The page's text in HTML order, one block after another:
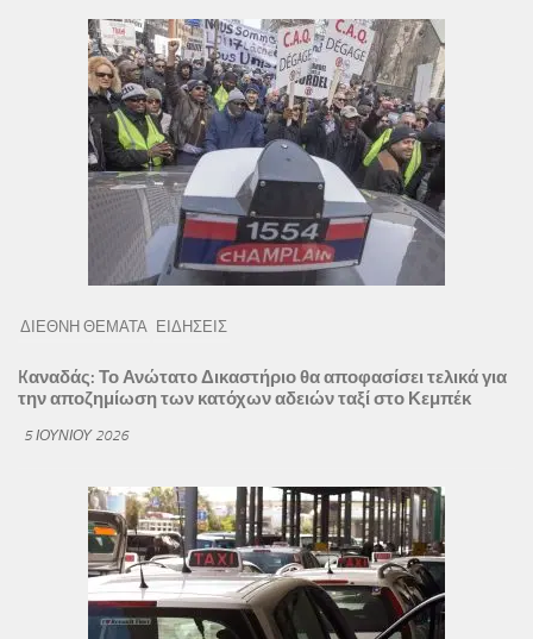
ΔΙΕΘΝΗ ΘΕΜΑΤΑ ΕΙΔΗΣΕΙΣ
Kαναδάς: Το Ανώτατο Δικαστήριο θα αποφασίσει τελικά για
την αποζημίωση των κατόχων αδειών ταξί στο Κεμπέκ
5 ΙΟΥΝΊΟΥ 2026